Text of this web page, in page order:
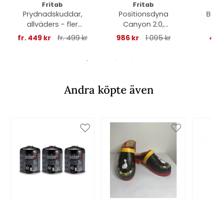
Fritab
Prydnadskuddar,
allväders - fler
storlekar-/färger
fr. 449 kr fr. 499 kr
Fritab
Positionsdyna
Canyon 2.0,
nackkudde (tjock) -
986 kr 1 095 kr
Andra köpte även